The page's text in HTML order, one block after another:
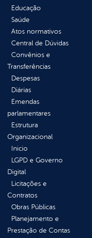
Educação
Saúde
Atos normativos
Central de Dúvidas
Convênios e
Transferências
Despesas
Diárias
Emendas
parlamentares
Estrutura
Organizacional
Inicio
LGPD e Governo
Digital
Licitações e
Contratos
Obras Públicas
Planejamento e
Prestação de Contas